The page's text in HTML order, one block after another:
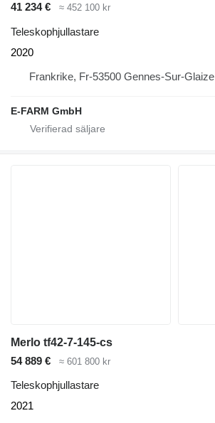
41 234 €
≈ 452 100 kr
Teleskophjullastare
2020
Frankrike, Fr-53500 Gennes-Sur-Glaize
E-FARM GmbH
Merlo tf42-7-145-cs
54 889 €
≈ 601 800 kr
Teleskophjullastare
2021